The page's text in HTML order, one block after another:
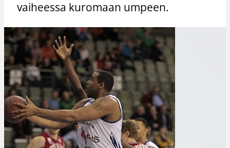
vaiheessa kuromaan umpeen.